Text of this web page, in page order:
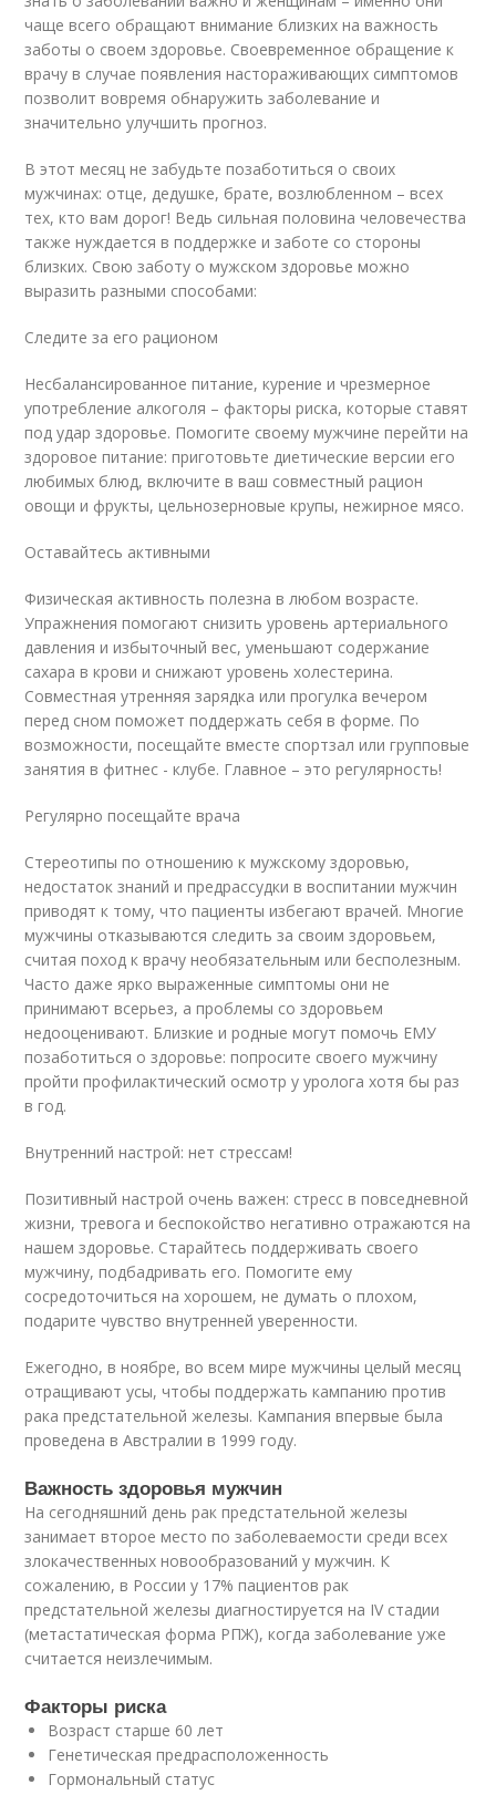
чаще всего обращают внимание близких на важность
заботы о своем здоровье. Своевременное обращение к
врачу в случае появления настораживающих симптомов
позволит вовремя обнаружить заболевание и
значительно улучшить прогноз.
В этот месяц не забудьте позаботиться о своих
мужчинах: отце, дедушке, брате, возлюбленном – всех
тех, кто вам дорог! Ведь сильная половина человечества
также нуждается в поддержке и заботе со стороны
близких. Свою заботу о мужском здоровье можно
выразить разными способами:
Следите за его рационом
Несбалансированное питание, курение и чрезмерное
употребление алкоголя – факторы риска, которые ставят
под удар здоровье. Помогите своему мужчине перейти на
здоровое питание: приготовьте диетические версии его
любимых блюд, включите в ваш совместный рацион
овощи и фрукты, цельнозерновые крупы, нежирное мясо.
Оставайтесь активными
Физическая активность полезна в любом возрасте.
Упражнения помогают снизить уровень артериального
давления и избыточный вес, уменьшают содержание
сахара в крови и снижают уровень холестерина.
Совместная утренняя зарядка или прогулка вечером
перед сном поможет поддержать себя в форме. По
возможности, посещайте вместе спортзал или групповые
занятия в фитнес - клубе. Главное – это регулярность!
Регулярно посещайте врача
Стереотипы по отношению к мужскому здоровью,
недостаток знаний и предрассудки в воспитании мужчин
приводят к тому, что пациенты избегают врачей. Многие
мужчины отказываются следить за своим здоровьем,
считая поход к врачу необязательным или бесполезным.
Часто даже ярко выраженные симптомы они не
принимают всерьез, а проблемы со здоровьем
недооценивают. Близкие и родные могут помочь ЕМУ
позаботиться о здоровье: попросите своего мужчину
пройти профилактический осмотр у уролога хотя бы раз
в год.
Внутренний настрой: нет стрессам!
Позитивный настрой очень важен: стресс в повседневной
жизни, тревога и беспокойство негативно отражаются на
нашем здоровье. Старайтесь поддерживать своего
мужчину, подбадривать его. Помогите ему
сосредоточиться на хорошем, не думать о плохом,
подарите чувство внутренней уверенности.
Ежегодно, в ноябре, во всем мире мужчины целый месяц
отращивают усы, чтобы поддержать кампанию против
рака предстательной железы. Кампания впервые была
проведена в Австралии в 1999 году.
Важность здоровья мужчин
На сегодняшний день рак предстательной железы
занимает второе место по заболеваемости среди всех
злокачественных новообразований у мужчин. К
сожалению, в России у 17% пациентов рак
предстательной железы диагностируется на IV стадии
(метастатическая форма РПЖ), когда заболевание уже
считается неизлечимым.
Факторы риска
Возраст старше 60 лет
Генетическая предрасположенность
Гормональный статус